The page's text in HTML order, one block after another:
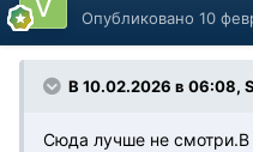
Опубликовано 10
В 10.02.2026 в 06:08,
Сюда лучше не смотри.В